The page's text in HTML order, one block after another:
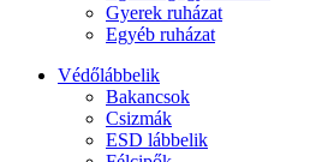
Gyerek ruházat
Egyéb ruházat
Védőlábbelik
Bakancsok
Csizmák
ESD lábbelik